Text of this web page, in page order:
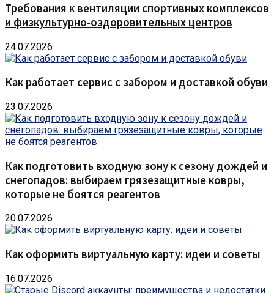
Требования к вентиляции спортивных комплексов
и физкультурно-оздоровительных центров
24.07.2026
Как работает сервис с забором и доставкой обуви
23.07.2026
Как подготовить входную зону к сезону дождей и
снегопадов: выбираем грязезащитные ковры,
которые не боятся реагентов
20.07.2026
Как оформить виртуальную карту: идеи и советы
16.07.2026